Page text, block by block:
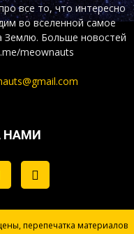
все то, что интересно
во вселенной самое
Землю. Больше новостей
meownauts
НАМИ
перепечатка материалов